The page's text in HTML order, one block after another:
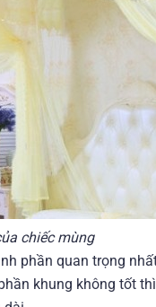
chiếc mùng
phần quan trọng
khung không tốt